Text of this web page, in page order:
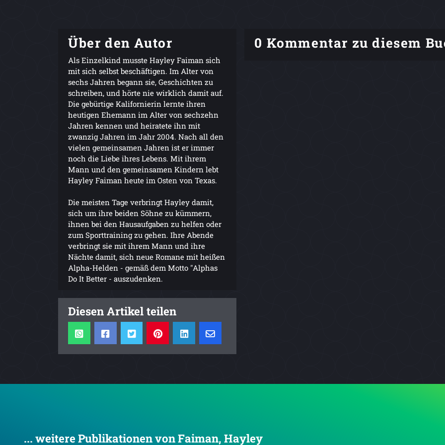
Über den Autor
Als Einzelkind musste Hayley Faiman sich
mit sich selbst beschäftigen. Im Alter von
sechs Jahren begann sie, Geschichten zu
schreiben, und hörte nie wirklich damit auf.
Die gebürtige Kalifornierin lernte ihren
heutigen Ehemann im Alter von sechzehn
Jahren kennen und heiratete ihn mit
zwanzig Jahren im Jahr 2004. Nach all den
vielen gemeinsamen Jahren ist er immer
noch die Liebe ihres Lebens. Mit ihrem
Mann und den gemeinsamen Kindern lebt
Hayley Faiman heute im Osten von Texas.
Die meisten Tage verbringt Hayley damit,
sich um ihre beiden Söhne zu kümmern,
ihnen bei den Hausaufgaben zu helfen oder
zum Sporttraining zu gehen. Ihre Abende
verbringt sie mit ihrem Mann und ihre
Nächte damit, sich neue Romane mit heißen
Alpha-Helden - gemäß dem Motto "Alphas
Do It Better - auszudenken.
Diesen Artikel teilen
0 Kommentar zu diesem
... weitere Publikationen von Faiman, Hayley